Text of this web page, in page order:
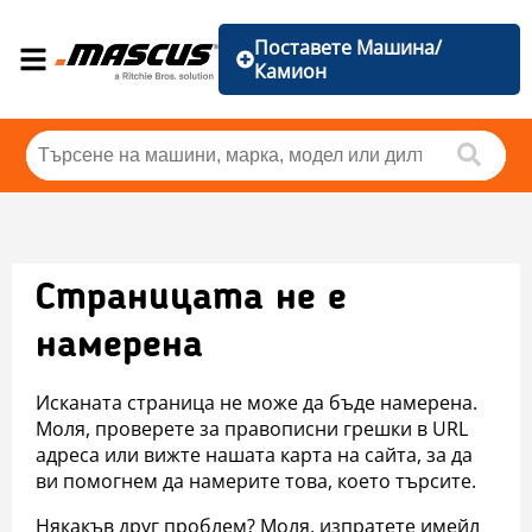
Поставете Машина/
Камион
Страницата не е
намерена
Исканата страница не може да бъде намерена.
Моля, проверете за правописни грешки в URL
адреса или вижте нашата карта на сайта, за да
ви помогнем да намерите това, което търсите.
Някакъв друг проблем? Моля, изпратете имейл